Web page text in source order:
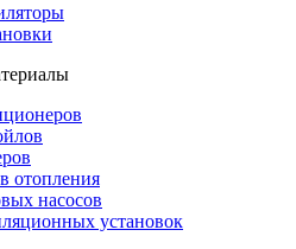
отопления
насосов
установок